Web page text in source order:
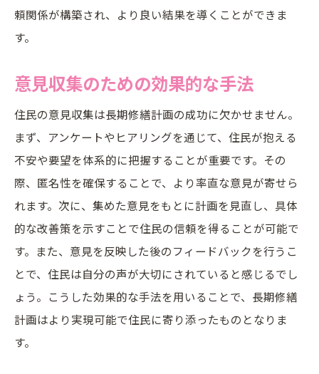
頼関係が構築され、より良い結果を導くことができま
す。
意見収集のための効果的な手法
住民の意見収集は長期修繕計画の成功に欠かせません。
まず、アンケートやヒアリングを通じて、住民が抱える
不安や要望を体系的に把握することが重要です。その
際、匿名性を確保することで、より率直な意見が寄せら
れます。次に、集めた意見をもとに計画を見直し、具体
的な改善策を示すことで住民の信頼を得ることが可能で
す。また、意見を反映した後のフィードバックを行うこ
とで、住民は自分の声が大切にされていると感じるでし
ょう。こうした効果的な手法を用いることで、長期修繕
計画はより実現可能で住民に寄り添ったものとなりま
す。